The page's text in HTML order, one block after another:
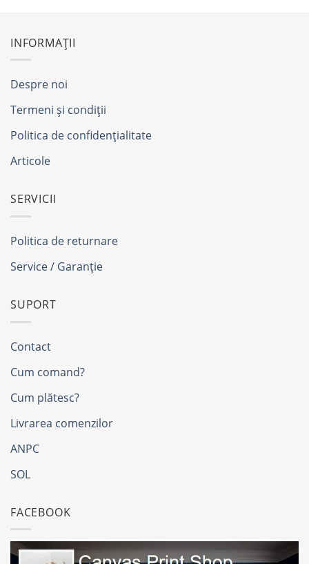
INFORMAȚII
Despre noi
Termeni și condiții
Politica de confidențialitate
Articole
SERVICII
Politica de returnare
Service / Garanție
SUPORT
Contact
Cum comand?
Cum plătesc?
Livrarea comenzilor
ANPC
SOL
FACEBOOK